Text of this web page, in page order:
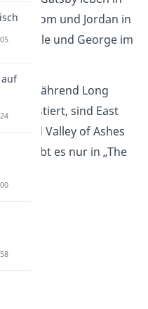
Tom und Jordan in
Myrtle und George im
Während Long
existiert, sind East
Egg und Valley of Ashes
. Sie gibt es nur in „The